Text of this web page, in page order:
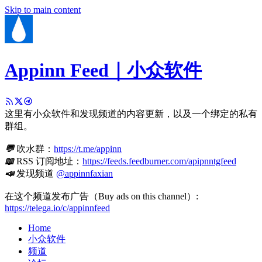
Skip to main content
Appinn Feed｜小众软件
这里有小众软件和发现频道的内容更新，以及一个绑定的私有
群组。
💬吹水群： https://t.me/appinn
📖RSS 订阅地址： https://feeds.feedburner.com/apipnntgfeed
📣发现频道 @appinnfaxian
在这个频道发布广告（Buy ads on this channel）:
https://telega.io/c/appinnfeed
Home
小众软件
频道